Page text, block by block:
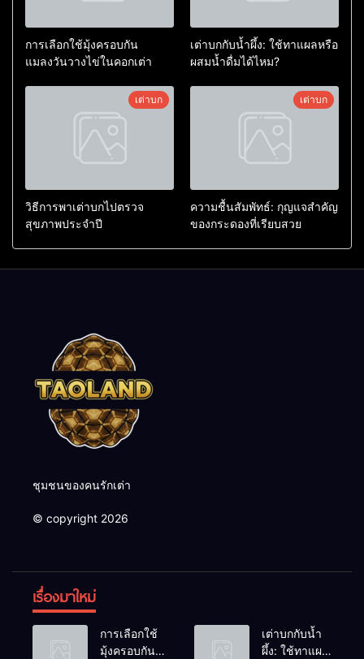
การเลือกใช้มุ้งครอบกัน
แมลงวันวางไข่ในคอกเต่า
เต่าบกกับน้ำผึ้ง: ใช้ทาแผลหรือ
ผสมน้ำดื่มได้ไหม?
เต่าบก
วิธีการพาเต่าบกไปตรวจ
สุขภาพประจำปี
เต่าบก
ความชื้นสัมพัทธ์: กุญแจสำคัญ
ของกระดองที่เรียบสวย
ชุมชนของคนรักเต่า
© copyright 2026
เรื่องมาใหม่
การเลือกใช้
มุ้งครอบกัน
เต่าบกกับน้ำ
ผึ้ง: ใช้ทาแผล